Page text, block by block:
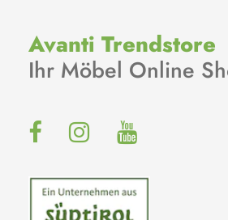
Avanti Trendstore
Ihr Möbel Online